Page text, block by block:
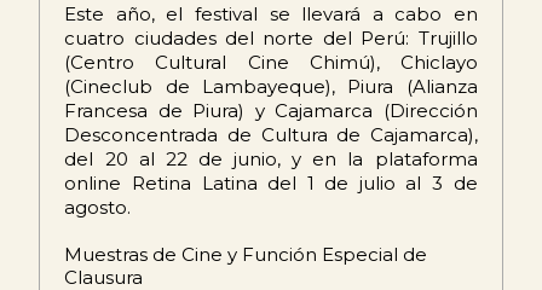
Este año, el festival se llevará a cabo en
cuatro ciudades del norte del Perú: Trujillo
(Centro Cultural Cine Chimú), Chiclayo
(Cineclub de Lambayeque), Piura (Alianza
Francesa de Piura) y Cajamarca (Dirección
Desconcentrada de Cultura de Cajamarca),
del 20 al 22 de junio, y en la plataforma
online Retina Latina del 1 de julio al 3 de
agosto.
Muestras de Cine y Función Especial de
Clausura